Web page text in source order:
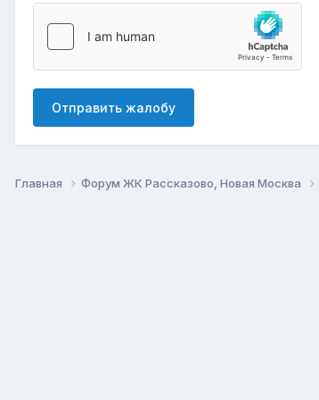
Отправить жалобу
Главная Форум ЖК Рассказово, Новая Москва